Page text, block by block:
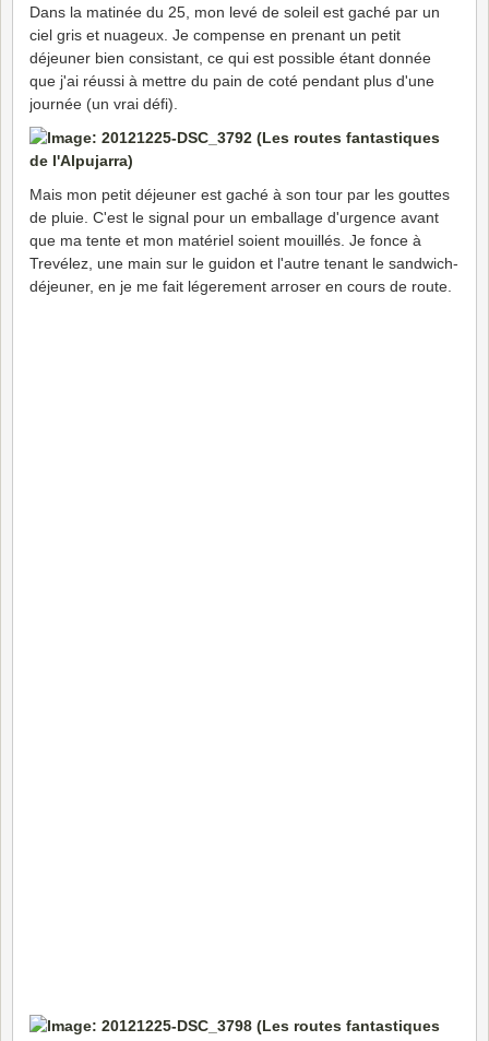
Dans la matinée du 25, mon levé de soleil est gaché par un
ciel gris et nuageux. Je compense en prenant un petit
déjeuner bien consistant, ce qui est possible étant donnée
que j'ai réussi à mettre du pain de coté pendant plus d'une
journée (un vrai défi).
Mais mon petit déjeuner est gaché à son tour par les gouttes
de pluie. C'est le signal pour un emballage d'urgence avant
que ma tente et mon matériel soient mouillés. Je fonce à
Trevélez, une main sur le guidon et l'autre tenant le sandwich-
déjeuner, en je me fait légerement arroser en cours de route.